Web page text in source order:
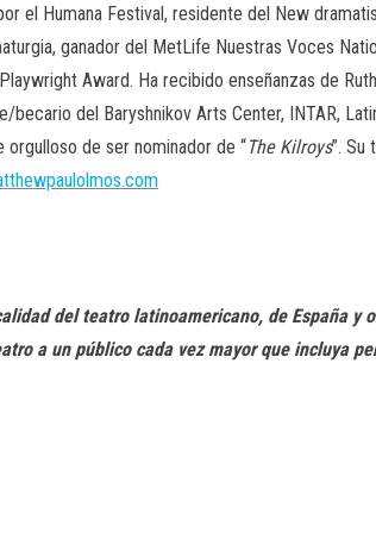
el Humana Festival, residente del New
ganador del MetLife Nuestras Voces
Award. Ha recibido enseñanzas de
del Baryshnikov Arts Center, INTAR,
de ser nominador de “The Kilroys”. Su
del teatro latinoamericano, de España y
a un público cada vez mayor que incluya